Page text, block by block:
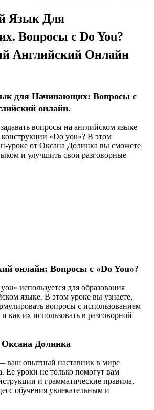
Язык Для
Вопросы с Do You?
Английский Онлайн
для Начинающих: Вопросы с
онлайн.
вопросы на английском языке
конструкции «Do you»? В этом
уроке от Оксана Долинка вы сможете
и улучшить свои разговорные
онлайн: Вопросы с «Do You»?
используется для образования
языке. В этом уроке вы узнаете,
вопросы с использованием
как их использовать в разговорной
Долинка
ваш опытный наставник в мире
Ее уроки не только помогут вам
и грамматические правила,
обучения увлекательным и